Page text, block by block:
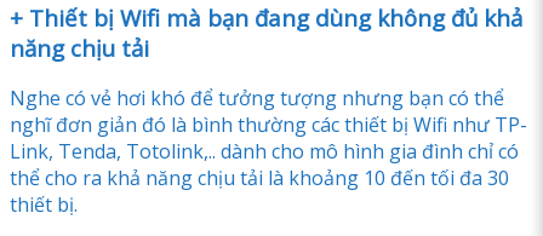
+ Thiết bị Wifi mà bạn đang dùng không đủ khả
năng chịu tải
Nghe có vẻ hơi khó để tưởng tượng nhưng bạn có thể
nghĩ đơn giản đó là bình thường các thiết bị Wifi như TP-
Link, Tenda, Totolink,.. dành cho mô hình gia đình chỉ có
thể cho ra khả năng chịu tải là khoảng 10 đến tối đa 30
thiết bị.